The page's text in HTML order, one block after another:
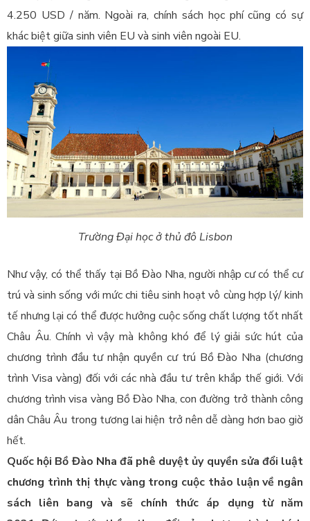
4.250 USD / năm. Ngoài ra, chính sách học phí cũng có sự
khác biệt giữa sinh viên EU và sinh viên ngoài EU.
Trường Đại học ở thủ đô Lisbon
Như vậy, có thể thấy tại Bồ Đào Nha, người nhập cư có thể cư
trú và sinh sống với mức chi tiêu sinh hoạt vô cùng hợp lý/ kinh
tế nhưng lại có thể được hưởng cuộc sống chất lượng tốt nhất
Châu Âu. Chính vì vậy mà không khó để lý giải sức hút của
chương trình đầu tư nhận quyền cư trú Bồ Đào Nha (chương
trình Visa vàng) đối với các nhà đầu tư trên khắp thế giới. Với
chương trình visa vàng Bồ Đào Nha, con đường trở thành công
dân Châu Âu trong tương lai hiện trở nên dễ dàng hơn bao giờ
hết.
Quốc hội Bồ Đào Nha đã phê duyệt ủy quyền sửa đổi luật
chương trình thị thực vàng trong cuộc thảo luận về ngân
sách liên bang và sẽ chính thức áp dụng từ năm